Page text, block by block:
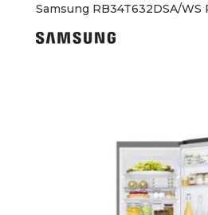
Samsung RB34T632DSA/